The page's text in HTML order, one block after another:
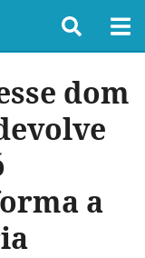
dom
a